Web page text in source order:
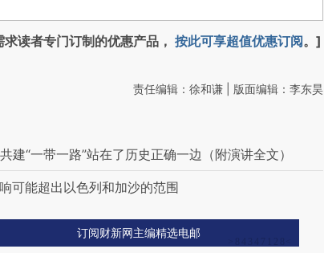
读者专门订制的优惠产品， 按此可享超值优惠订阅。]
责任编辑：徐和谦 | 版面编辑：李东昊
“一带一路”站在了历史正确一边（附演讲全文）
可能超出以色列和加沙的范围
订阅财新网主编精选电邮